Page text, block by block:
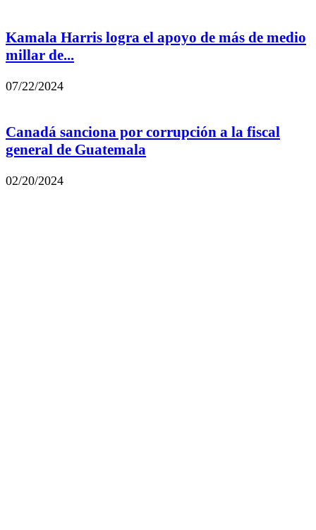
Kamala Harris logra el apoyo de más de medio
millar de...
07/22/2024
Canadá sanciona por corrupción a la fiscal
general de Guatemala
02/20/2024